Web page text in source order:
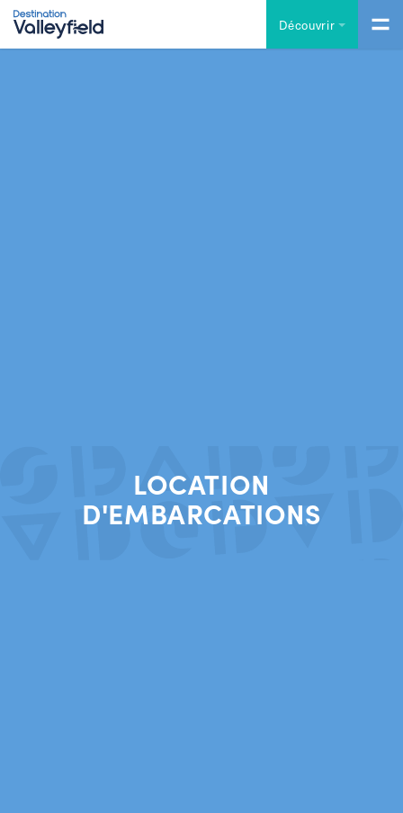
Accéder au contenu principal
Découvrir
LOCATION
D'EMBARCATIONS